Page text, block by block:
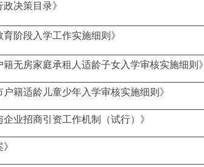
政决策目录》
育阶段入学工作实施细则》
籍无房家庭承租人适龄子女入学审核实施细则》
户籍适龄儿童少年入学审核实施细则》
企业招商引资工作机制（试行）》